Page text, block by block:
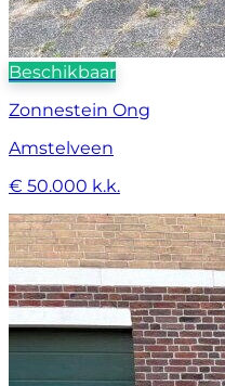
Beschikbaar
Zonnestein Ong
Amstelveen
€ 50.000 k.k.